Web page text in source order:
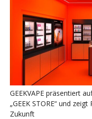
GEEKVAPE präsentiert
„GEEK STORE“ und
Zukunft